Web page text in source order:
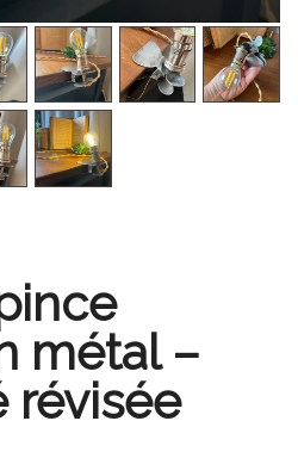
métal –
révisée